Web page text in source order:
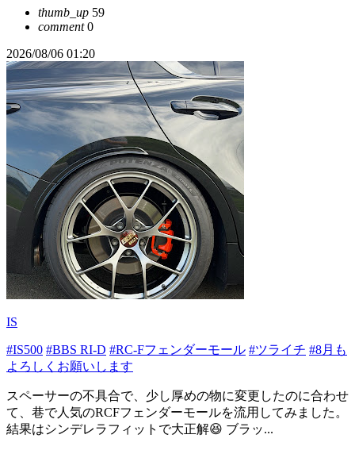
thumb_up 59
comment0
2026/08/06 01:20
IS
#IS500 #BBS RI-D #RC-Fフェンダーモール #ツライチ #8月も
よろしくお願いします
スペーサーの不具合で、少し厚めの物に変更したのに合わせ
て、巷で人気のRCFフェンダーモールを流用してみました。
結果はシンデレラフィットで大正解😆 ブラッ...